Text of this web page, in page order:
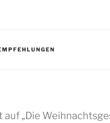
auf „Die